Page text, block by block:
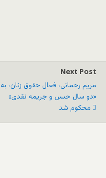
Next Post
مریم رحمانی، فعال حقوق زنان، به
«دو سال حبس و جریمه نقدی»
محکوم شد